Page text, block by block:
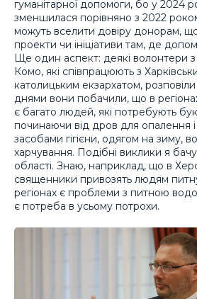
гуманітарної допомоги, бо у 2024
зменшилася порівняно з 2022
можуть вселити довіру донорам,
проекти чи ініціативи там, де
Ще один аспект: деякі волонтери з
Комо, які співпрацюють з
католицьким екзархатом,
днями вони побачили, що в
є багато людей, які потребують
починаючи від дров для опалення і
засобами гігієни, одягом на зиму,
харчування. Подібні виклики я бачу
області. Знаю, наприклад, що в
священники привозять людям
регіонах є проблеми з питною
є потреба в усьому потрохи.